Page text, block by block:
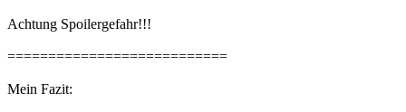
Achtung Spoilergefahr!!!
===========================
Mein Fazit: